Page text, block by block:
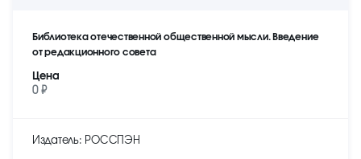
Библиотека отечественной общественной мысли. Введение
от редакционного совета
Цена
0 ₽
Издатель: РОССПЭН